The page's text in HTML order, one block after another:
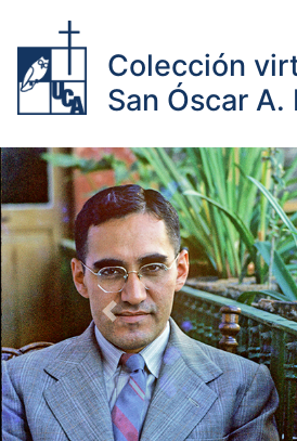
Colección
San Óscar